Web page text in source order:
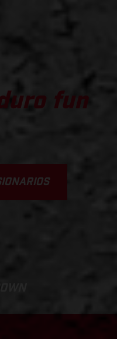
fun